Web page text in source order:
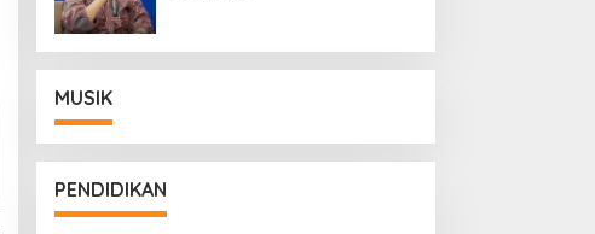
MUSIK
PENDIDIKAN